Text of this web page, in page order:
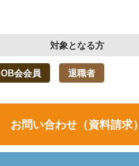
対象となる方
OB会会員 退職者
お問い合わせ（資料請求）